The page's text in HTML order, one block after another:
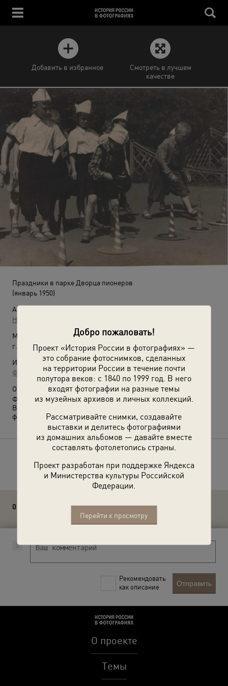
Добро пожаловать!
Проект «История России в фотографиях» —
это собрание фотоснимков, сделанных
на территории России в течение почти
полутора веков: с 1840 по 1999 год. В него
входят фотографии на разные темы
из музейных архивов и личных коллекций.
Рассматривайте снимки, создавайте
выставки и делитесь фотографиями
из домашних альбомов — давайте вместе
составлять фотолетопись страны.
Проект разработан при поддержке Яндекса
и Министерства культуры Российской
Федерации.
Перейти к просмотру
Добавить в избранное
Смотреть в лучшем
качестве
Праздники в парке Дворца пионеров
(январь 1950)
Автор:
Неизвестный автор
Место съемки:
г. Свердловск
Источники:
Фотографии пользователей russiainphoto.ru
О фотографии:
Фотография из архива Татьяны Шумиловой.
Выставка
фотографией.
0 комментариев
Рекомендовать
как описание
Отправить
О проекте
Темы